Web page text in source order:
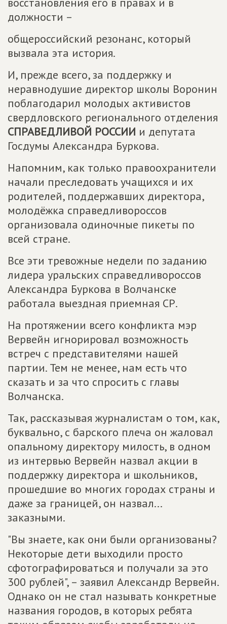
должности –
общероссийский резонанс, который
вызвала эта история.
И, прежде всего, за поддержку и
неравнодушие директор школы Воронин
поблагодарил молодых активистов
свердловского регионального отделения
СПРАВЕДЛИВОЙ РОССИИ и депутата
Госдумы Александра Буркова.
Напомним, как только правоохранители
начали преследовать учащихся и их
родителей, поддержавших директора,
молодёжка справедливороссов
организовала одиночные пикеты по
всей стране.
Все эти тревожные недели по заданию
лидера уральских справедливороссов
Александра Буркова в Волчанске
работала выездная приемная СР.
На протяжении всего конфликта мэр
Вервейн игнорировал возможность
встреч с представителями нашей
партии. Тем не менее, нам есть что
сказать и за что спросить с главы
Волчанска.
Так, рассказывая журналистам о том, как,
буквально, с барского плеча он жаловал
опальному директору милость, в одном
из интервью Вервейн назвал акции в
поддержку директора и школьников,
прошедшие во многих городах страны и
даже за границей, он назвал...
заказными.
"Вы знаете, как они были организованы?
Некоторые дети выходили просто
сфотографироваться и получали за это
300 рублей", – заявил Александр Вервейн.
Однако он не стал называть конкретные
названия городов, в которых ребята